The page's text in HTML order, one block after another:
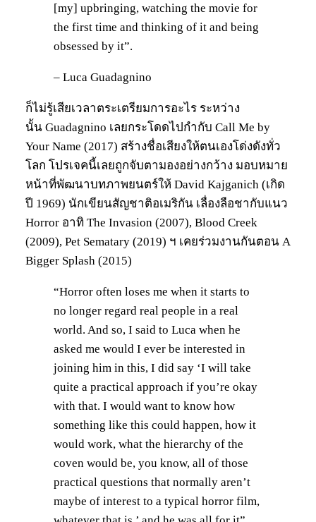
[my] upbringing, watching the movie for
the first time and thinking of it and being
obsessed by it”.
– Luca Guadagnino
ก็ไม่รู้เสียเวลาตระเตรียมการอะไร ระหว่าง
นั้น Guadagnino เลยกระโดดไปกำกับ Call Me by
Your Name (2017) สร้างชื่อเสียงให้ตนเองโด่งดังทั่ว
โลก โปรเจคนี้เลยถูกจับตามองอย่างกว้าง มอบหมาย
หน้าที่พัฒนาบทภาพยนตร์ให้ David Kajganich (เกิด
ปี 1969) นักเขียนสัญชาติอเมริกัน เลื่องลือชากับแนว
Horror อาทิ The Invasion (2007), Blood Creek
(2009), Pet Sematary (2019) ฯ เคยร่วมงานกันตอน A
Bigger Splash (2015)
“Horror often loses me when it starts to
no longer regard real people in a real
world. And so, I said to Luca when he
asked me would I ever be interested in
joining him in this, I did say ‘I will take
quite a practical approach if you’re okay
with that. I would want to know how
something like this could happen, how it
would work, what the hierarchy of the
coven would be, you know, all of those
practical questions that normally aren’t
maybe of interest to a typical horror film,